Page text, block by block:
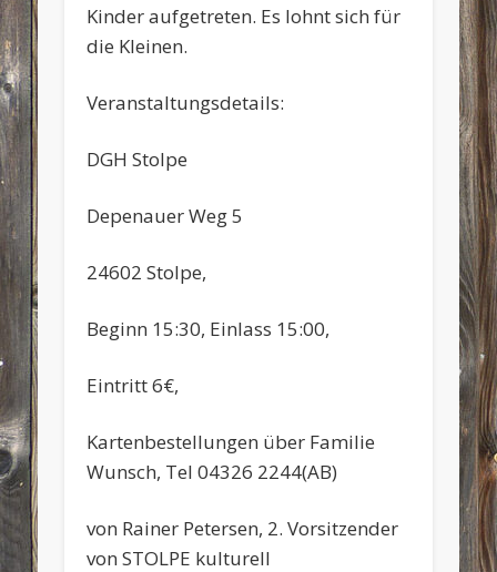
Kinder aufgetreten. Es lohnt sich für
die Kleinen.
Veranstaltungsdetails:
DGH Stolpe
Depenauer Weg 5
24602 Stolpe,
Beginn 15:30, Einlass 15:00,
Eintritt 6€,
Kartenbestellungen über Familie
Wunsch, Tel 04326 2244(AB)
von Rainer Petersen, 2. Vorsitzender
von STOLPE kulturell